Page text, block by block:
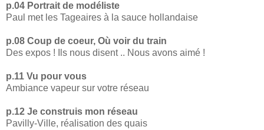
p.04 Portrait de modéliste
Paul met les Tageaires à la sauce hollandaise
p.08 Coup de coeur, Où voir du train
Des expos ! Ils nous disent .. Nous avons aimé !
p.11 Vu pour vous
Ambiance vapeur sur votre réseau
p.12 Je construis mon réseau
Pavilly-Ville, réalisation des quais